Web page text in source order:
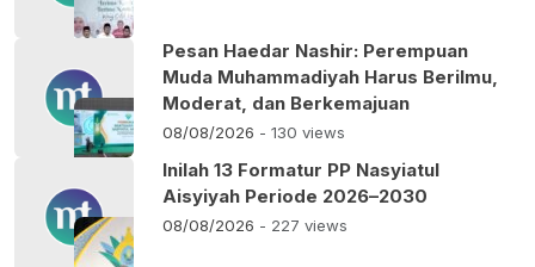
Pesan Haedar Nashir: Perempuan
Muda Muhammadiyah Harus Berilmu,
Moderat, dan Berkemajuan
08/08/2026 - 130 views
Inilah 13 Formatur PP Nasyiatul
Aisyiyah Periode 2026–2030
08/08/2026 - 227 views